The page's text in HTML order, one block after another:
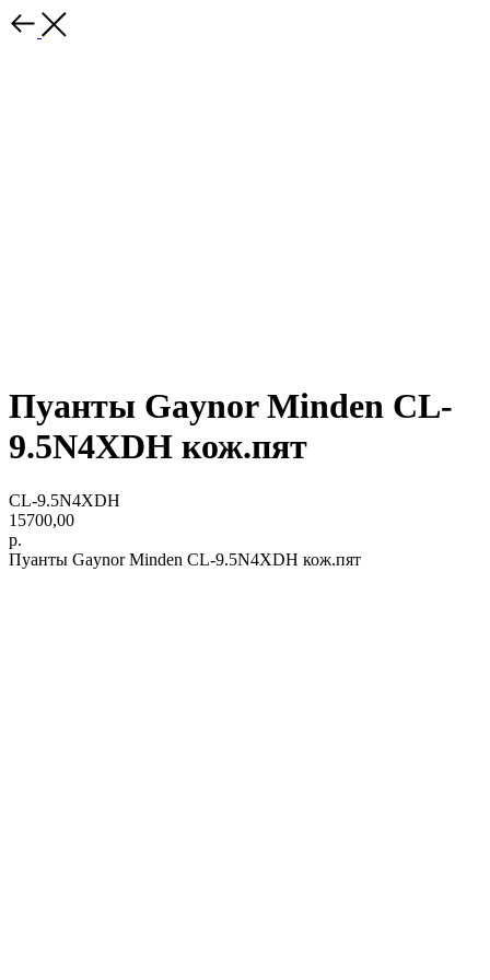
Пуанты Gaynor Minden CL-
9.5N4XDH кож.пят
CL-9.5N4XDH
15700,00
р.
Пуанты Gaynor Minden CL-9.5N4XDH кож.пят